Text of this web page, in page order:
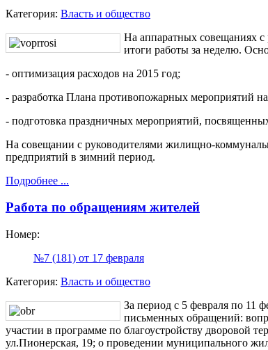
Категория: Власть и общество
На аппаратных совещаниях с
итоги работы за неделю.
- оптимизация расходов на 2015 год;
- разработка Плана противопожарных мероприятий
- подготовка праздничных мероприятий,
На совещании с руководителями жилищно-
предприятий в зимний период.
Подробнее ...
Работа по обращениям жителей
Номер:
№7 (181) от 17 февраля
Категория: Власть и общество
За период с 5 февраля по 11
письменных обращений:
участии в программе по благоустройству дворовой
ул.Пионерская, 19; о проведении муниципального